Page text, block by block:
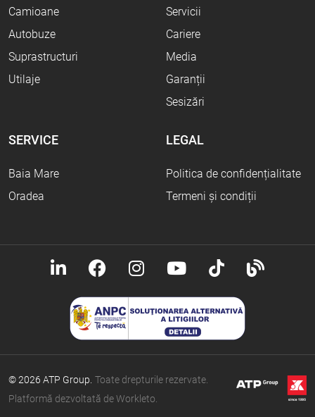
Camioane
Autobuze
Suprastructuri
Utilaje
Servicii
Cariere
Media
Garanții
Sesizări
SERVICE
Baia Mare
Oradea
LEGAL
Politica de confidențialitate
Termeni și condiții
© 2026 ATP Group. Toate drepturile rezervate.
Platformă dezvoltată de Workleto.